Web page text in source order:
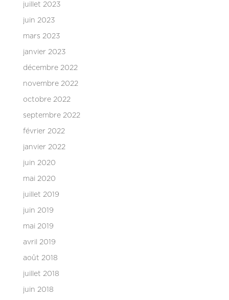
juillet 2023
juin 2023
mars 2023
janvier 2023
décembre 2022
novembre 2022
octobre 2022
septembre 2022
février 2022
janvier 2022
juin 2020
mai 2020
juillet 2019
juin 2019
mai 2019
avril 2019
août 2018
juillet 2018
juin 2018